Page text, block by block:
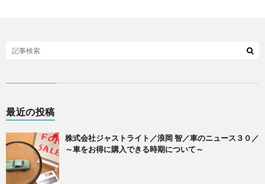
最近の投稿
株式会社ジャストライト／浪岡 智／車のニュース３０／
～車をお得に購入できる時期について～